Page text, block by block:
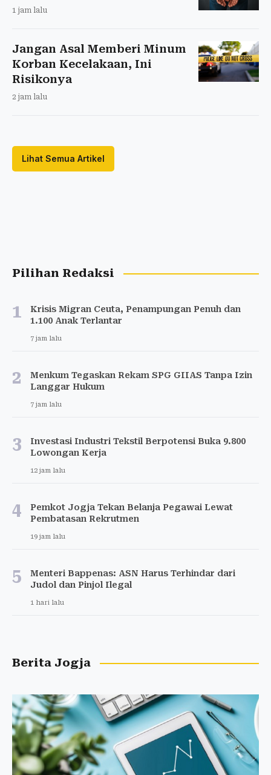
1 jam lalu
Jangan Asal Memberi Minum
Korban Kecelakaan, Ini
Risikonya
2 jam lalu
Lihat Semua Artikel
Pilihan Redaksi
1
Krisis Migran Ceuta, Penampungan Penuh dan
1.100 Anak Terlantar
7 jam lalu
2
Menkum Tegaskan Rekam SPG GIIAS Tanpa Izin
Langgar Hukum
7 jam lalu
3
Investasi Industri Tekstil Berpotensi Buka 9.800
Lowongan Kerja
12 jam lalu
4
Pemkot Jogja Tekan Belanja Pegawai Lewat
Pembatasan Rekrutmen
19 jam lalu
5
Menteri Bappenas: ASN Harus Terhindar dari
Judol dan Pinjol Ilegal
1 hari lalu
Berita Jogja